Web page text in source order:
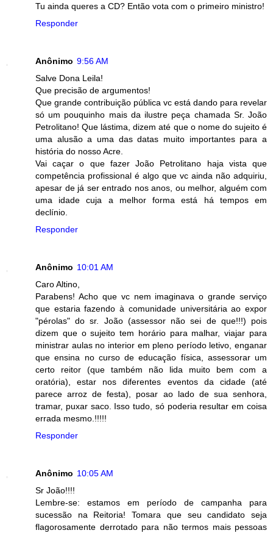
Tu ainda queres a CD? Então vota com o primeiro ministro!
Responder
Anônimo 9:56 AM
Salve Dona Leila!
Que precisão de argumentos!
Que grande contribuição pública vc está dando para revelar
só um pouquinho mais da ilustre peça chamada Sr. João
Petrolitano! Que lástima, dizem até que o nome do sujeito é
uma alusão a uma das datas muito importantes para a
história do nosso Acre.
Vai caçar o que fazer João Petrolitano haja vista que
competência profissional é algo que vc ainda não adquiriu,
apesar de já ser entrado nos anos, ou melhor, alguém com
uma idade cuja a melhor forma está há tempos em
declínio.
Responder
Anônimo 10:01 AM
Caro Altino,
Parabens! Acho que vc nem imaginava o grande serviço
que estaria fazendo à comunidade universitária ao expor
"pérolas" do sr. João (assessor não sei de que!!!) pois
dizem que o sujeito tem horário para malhar, viajar para
ministrar aulas no interior em pleno período letivo, enganar
que ensina no curso de educação física, assessorar um
certo reitor (que também não lida muito bem com a
oratória), estar nos diferentes eventos da cidade (até
parece arroz de festa), posar ao lado de sua senhora,
tramar, puxar saco. Isso tudo, só poderia resultar em coisa
errada mesmo.!!!!!
Responder
Anônimo 10:05 AM
Sr João!!!!
Lembre-se: estamos em período de campanha para
sucessão na Reitoria! Tomara que seu candidato seja
flagorosamente derrotado para não termos mais pessoas